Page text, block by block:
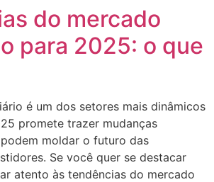
do mercado
para 2025: o que
é um dos setores mais dinâmicos
promete trazer mudanças
moldar o futuro das
Se você quer se destacar
atento às tendências do mercado